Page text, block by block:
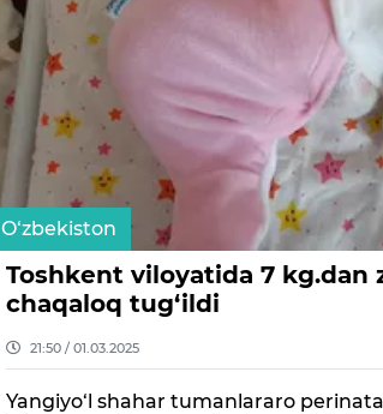
O‘zbekiston
Toshkent viloyatida 7 kg.dan
chaqaloq tug‘ildi
21:50 / 01.03.2025
Yangiyo‘l shahar tumanlararo